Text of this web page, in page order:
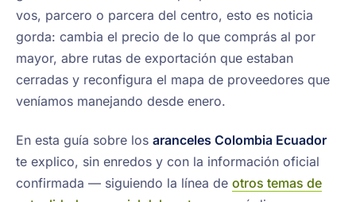
vos, parcero o parcera del centro, esto es noticia
gorda: cambia el precio de lo que comprás al por
mayor, abre rutas de exportación que estaban
cerradas y reconfigura el mapa de proveedores que
veníamos manejando desde enero.
En esta guía sobre los aranceles Colombia Ecuador
te explico, sin enredos y con la información oficial
confirmada — siguiendo la línea de otros temas de